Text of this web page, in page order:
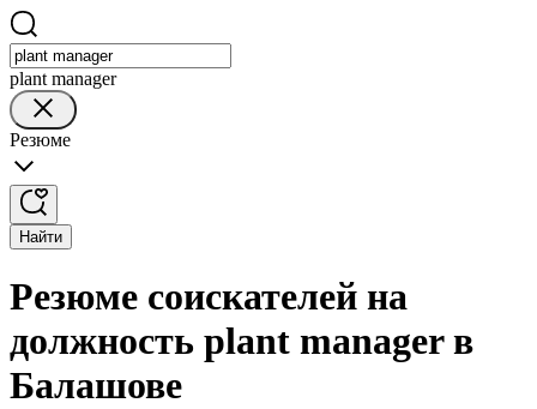
plant manager
Резюме
Найти
Резюме соискателей на
должность plant manager в
Балашове